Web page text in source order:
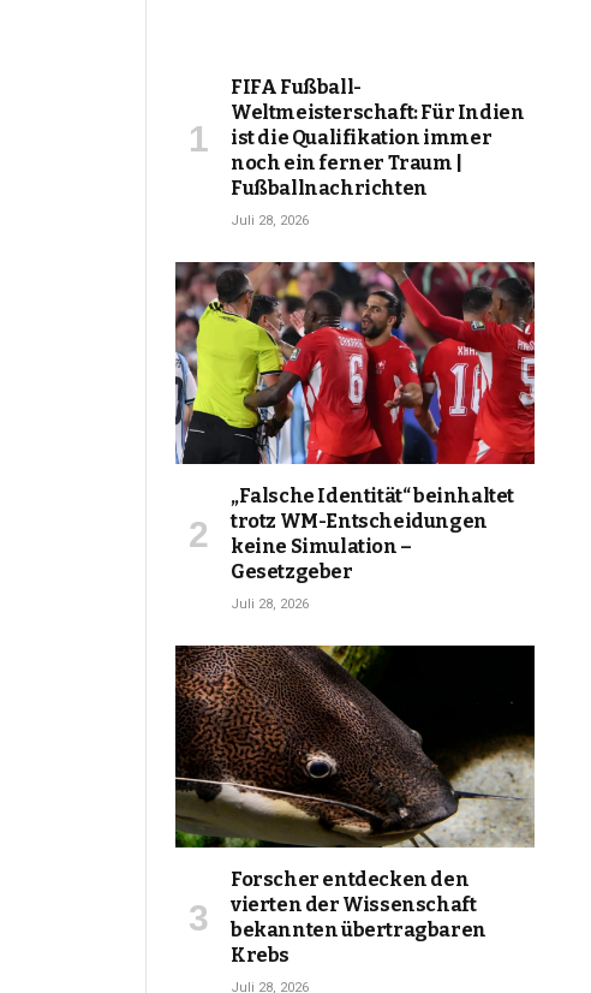
FIFA Fußball-
Weltmeisterschaft: Für Indien
ist die Qualifikation immer
noch ein ferner Traum |
Fußballnachrichten
Juli 28, 2026
„Falsche Identität“ beinhaltet
trotz WM-Entscheidungen
keine Simulation –
Gesetzgeber
Juli 28, 2026
Forscher entdecken den
vierten der Wissenschaft
bekannten übertragbaren
Krebs
Juli 28, 2026